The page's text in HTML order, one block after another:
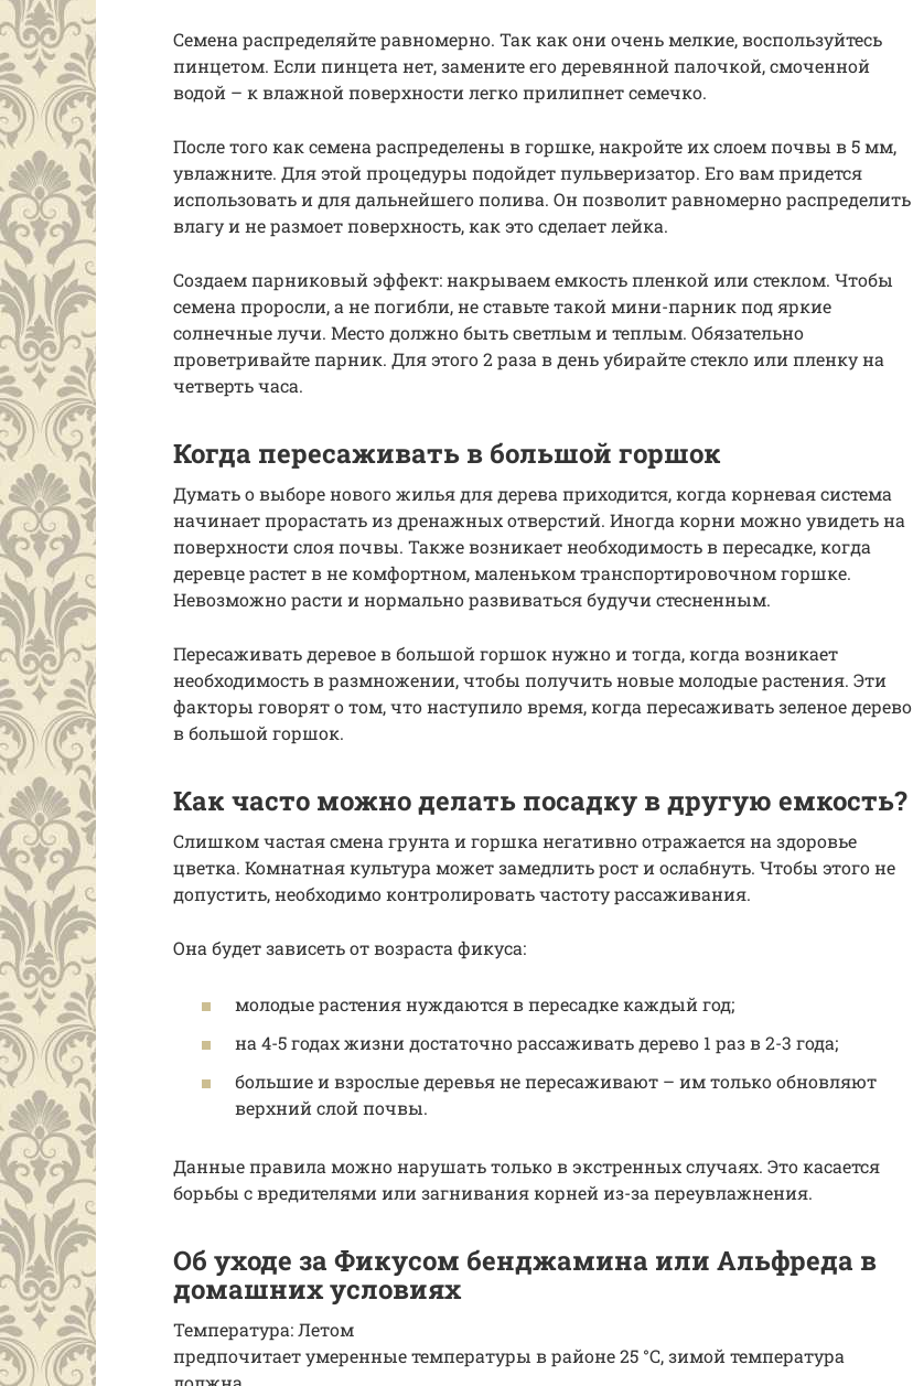
Семена распределяйте равномерно. Так как они очень мелкие, воспользуйтесь
пинцетом. Если пинцета нет, замените его деревянной палочкой, смоченной
водой – к влажной поверхности легко прилипнет семечко.
После того как семена распределены в горшке, накройте их слоем почвы в 5 мм,
увлажните. Для этой процедуры подойдет пульверизатор. Его вам придется
использовать и для дальнейшего полива. Он позволит равномерно распределить
влагу и не размоет поверхность, как это сделает лейка.
Создаем парниковый эффект: накрываем емкость пленкой или стеклом. Чтобы
семена проросли, а не погибли, не ставьте такой мини-парник под яркие
солнечные лучи. Место должно быть светлым и теплым. Обязательно
проветривайте парник. Для этого 2 раза в день убирайте стекло или пленку на
четверть часа.
Когда пересаживать в большой горшок
Думать о выборе нового жилья для дерева приходится, когда корневая система
начинает прорастать из дренажных отверстий. Иногда корни можно увидеть на
поверхности слоя почвы. Также возникает необходимость в пересадке, когда
деревце растет в не комфортном, маленьком транспортировочном горшке.
Невозможно расти и нормально развиваться будучи стесненным.
Пересаживать деревое в большой горшок нужно и тогда, когда возникает
необходимость в размножении, чтобы получить новые молодые растения. Эти
факторы говорят о том, что наступило время, когда пересаживать зеленое дерево
в большой горшок.
Как часто можно делать посадку в другую емкость?
Слишком частая смена грунта и горшка негативно отражается на здоровье
цветка. Комнатная культура может замедлить рост и ослабнуть. Чтобы этого не
допустить, необходимо контролировать частоту рассаживания.
Она будет зависеть от возраста фикуса:
молодые растения нуждаются в пересадке каждый год;
на 4-5 годах жизни достаточно рассаживать дерево 1 раз в 2-3 года;
большие и взрослые деревья не пересаживают – им только обновляют
верхний слой почвы.
Данные правила можно нарушать только в экстренных случаях. Это касается
борьбы с вредителями или загнивания корней из-за переувлажнения.
Об уходе за Фикусом бенджамина или Альфреда в
домашних условиях
Температура: Летом
предпочитает умеренные температуры в районе 25 °C, зимой температура